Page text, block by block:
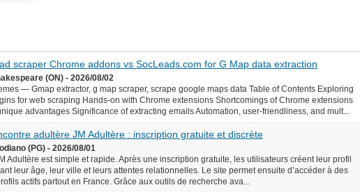
scraper Chrome addons vs SocLeads.com for G Map data extraction
(ON) - 2026/08/02
— Gmap extractor, g map scraper, scrape google maps data Table of Contents Exploring
for web scraping Hands-on with Chrome extensions Shortcomings of Chrome extensions
advantages Significance of extracting emails Automation, user-friendliness, and mult...
adultère JM Adultère : inscription gratuite et discrète
(PG) - 2026/08/01
Adultère est simple et rapide. Après une inscription gratuite, les utilisateurs créent leur profil
leur âge, leur ville et leurs attentes relationnelles. Le site permet ensuite d’accéder à des
actifs partout en France. Grâce aux outils de recherche ava...